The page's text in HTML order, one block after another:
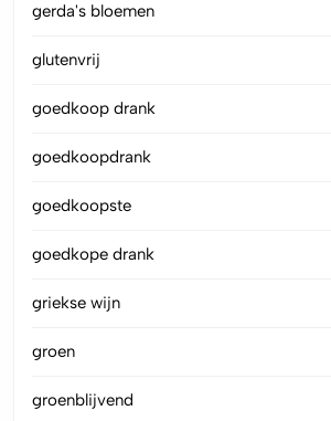
gerda's bloemen
glutenvrij
goedkoop drank
goedkoopdrank
goedkoopste
goedkope drank
griekse wijn
groen
groenblijvend